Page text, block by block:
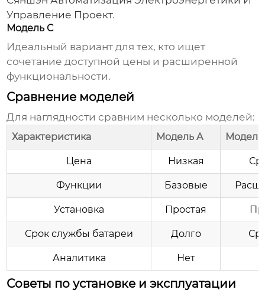
Управление Проект.
Модель C
Идеальный вариант для тех, кто ищет
сочетание доступной цены и расширенной
функциональности.
Сравнение моделей
Для наглядности сравним несколько моделей:
Характеристика Модель A Модель
Цена Низкая
Функции Базовые
Установка Простая
Срок службы батареи Долго
Аналитика Нет
Советы по установке и эксплуатации